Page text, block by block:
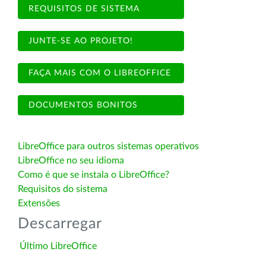
REQUISITOS DE SISTEMA
JUNTE-SE AO PROJETO!
FAÇA MAIS COM O LIBREOFFICE
DOCUMENTOS BONITOS
LibreOffice para outros sistemas operativos
LibreOffice no seu idioma
Como é que se instala o LibreOffice?
Requisitos do sistema
Extensões
Descarregar
Último LibreOffice